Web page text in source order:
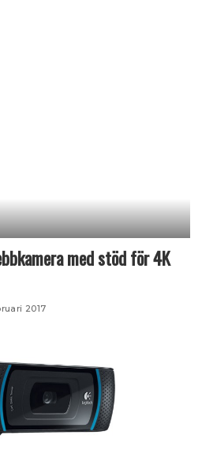
med stöd för 4K
2017